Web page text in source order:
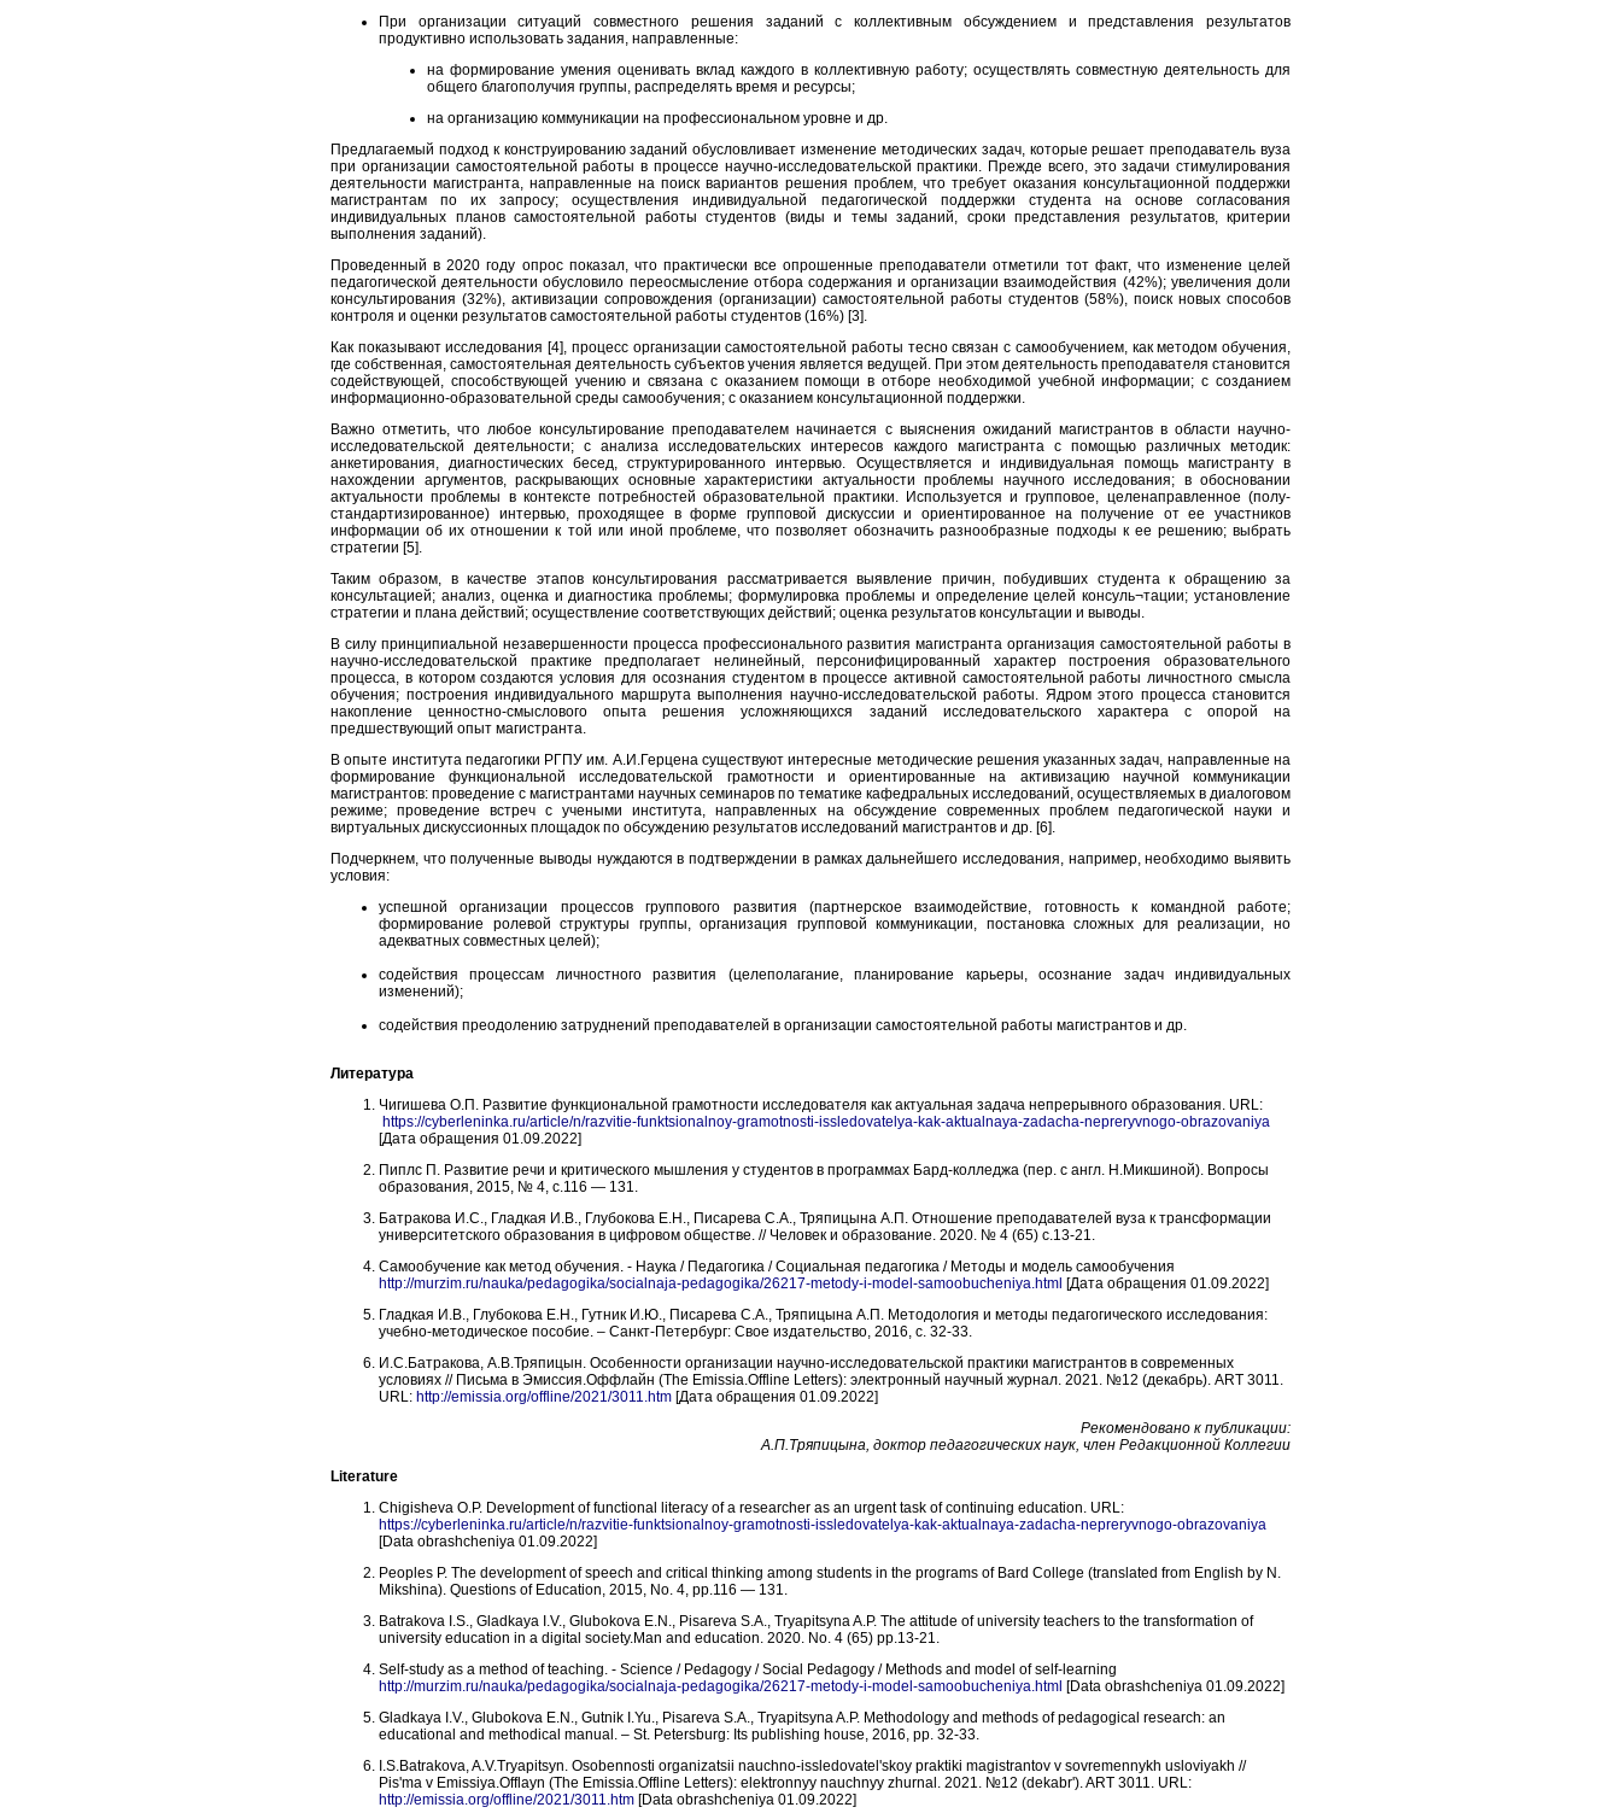
При организации ситуаций совместного решения заданий с коллективным обсуждением и представления результатов
продуктивно использовать задания, направленные:
на формирование умения оценивать вклад каждого в коллективную работу; осуществлять совместную деятельность для
общего благополучия группы, распределять время и ресурсы;
на организацию коммуникации на профессиональном уровне и др.
Предлагаемый подход к конструированию заданий обусловливает изменение методических задач, которые решает преподаватель вуза
при организации самостоятельной работы в процессе научно-исследовательской практики. Прежде всего, это задачи стимулирования
деятельности магистранта, направленные на поиск вариантов решения проблем, что требует оказания консультационной поддержки
магистрантам по их запросу; осуществления индивидуальной педагогической поддержки студента на основе согласования
индивидуальных планов самостоятельной работы студентов (виды и темы заданий, сроки представления результатов, критерии
выполнения заданий).
Проведенный в 2020 году опрос показал, что практически все опрошенные преподаватели отметили тот факт, что изменение целей
педагогической деятельности обусловило переосмысление отбора содержания и организации взаимодействия (42%); увеличения доли
консультирования (32%), активизации сопровождения (организации) самостоятельной работы студентов (58%), поиск новых способов
контроля и оценки результатов самостоятельной работы студентов (16%) [3].
Как показывают исследования [4], процесс организации самостоятельной работы тесно связан с самообучением, как методом обучения,
где собственная, самостоятельная деятельность субъектов учения является ведущей. При этом деятельность преподавателя становится
содействующей, способствующей учению и связана с оказанием помощи в отборе необходимой учебной информации; с созданием
информационно-образовательной среды самообучения; с оказанием консультационной поддержки.
Важно отметить, что любое консультирование преподавателем начинается с выяснения ожиданий магистрантов в области научно-
исследовательской деятельности; с анализа исследовательских интересов каждого магистранта с помощью различных методик:
анкетирования, диагностических бесед, структурированного интервью. Осуществляется и индивидуальная помощь магистранту в
нахождении аргументов, раскрывающих основные характеристики актуальности проблемы научного исследования; в обосновании
актуальности проблемы в контексте потребностей образовательной практики. Используется и групповое, целенаправленное (полу-
стандартизированное) интервью, проходящее в форме групповой дискуссии и ориентированное на получение от ее участников
информации об их отношении к той или иной проблеме, что позволяет обозначить разнообразные подходы к ее решению; выбрать
стратегии [5].
Таким образом, в качестве этапов консультирования рассматривается выявление причин, побудивших студента к обращению за
консультацией; анализ, оценка и диагностика проблемы; формулировка проблемы и определение целей консуль¬тации; установление
стратегии и плана действий; осуществление соответствующих действий; оценка результатов консультации и выводы.
В силу принципиальной незавершенности процесса профессионального развития магистранта организация самостоятельной работы в
научно-исследовательской практике предполагает нелинейный, персонифицированный характер построения образовательного
процесса, в котором создаются условия для осознания студентом в процессе активной самостоятельной работы личностного смысла
обучения; построения индивидуального маршрута выполнения научно-исследовательской работы. Ядром этого процесса становится
накопление ценностно-смыслового опыта решения усложняющихся заданий исследовательского характера с опорой на
предшествующий опыт магистранта.
В опыте института педагогики РГПУ им. А.И.Герцена существуют интересные методические решения указанных задач, направленные на
формирование функциональной исследовательской грамотности и ориентированные на активизацию научной коммуникации
магистрантов: проведение с магистрантами научных семинаров по тематике кафедральных исследований, осуществляемых в диалоговом
режиме; проведение встреч с учеными института, направленных на обсуждение современных проблем педагогической науки и
виртуальных дискуссионных площадок по обсуждению результатов исследований магистрантов и др. [6].
Подчеркнем, что полученные выводы нуждаются в подтверждении в рамках дальнейшего исследования, например, необходимо выявить
условия:
успешной организации процессов группового развития (партнерское взаимодействие, готовность к командной работе;
формирование ролевой структуры группы, организация групповой коммуникации, постановка сложных для реализации, но
адекватных совместных целей);
содействия процессам личностного развития (целеполагание, планирование карьеры, осознание задач индивидуальных
изменений);
содействия преодолению затруднений преподавателей в организации самостоятельной работы магистрантов и др.
Литература
Чигишева О.П. Развитие функциональной грамотности исследователя как актуальная задача непрерывного образования. URL:
https://cyberleninka.ru/article/n/razvitie-funktsionalnoy-gramotnosti-issledovatelya-kak-aktualnaya-zadacha-nepreryvnogo-obrazovaniya
[Дата обращения 01.09.2022]
Пиплс П. Развитие речи и критического мышления у студентов в программах Бард-колледжа (пер. с англ. Н.Микшиной). Вопросы
образования, 2015, № 4, с.116 — 131.
Батракова И.С., Гладкая И.В., Глубокова Е.Н., Писарева С.А., Тряпицына А.П. Отношение преподавателей вуза к трансформации
университетского образования в цифровом обществе. // Человек и образование. 2020. № 4 (65) с.13-21.
Самообучение как метод обучения. - Наука / Педагогика / Социальная педагогика / Методы и модель самообучения
http://murzim.ru/nauka/pedagogika/socialnaja-pedagogika/26217-metody-i-model-samoobucheniya.html [Дата обращения 01.09.2022]
Гладкая И.В., Глубокова Е.Н., Гутник И.Ю., Писарева С.А., Тряпицына А.П. Методология и методы педагогического исследования:
учебно-методическое пособие. – Санкт-Петербург: Свое издательство, 2016, с. 32-33.
И.С.Батракова, А.В.Тряпицын. Особенности организации научно-исследовательской практики магистрантов в современных
условиях // Письма в Эмиссия.Оффлайн (The Emissia.Offline Letters): электронный научный журнал. 2021. №12 (декабрь). ART 3011.
URL: http://emissia.org/offline/2021/3011.htm [Дата обращения 01.09.2022]
Рекомендовано к публикации:
А.П.Тряпицына, доктор педагогических наук, член Редакционной Коллегии
Literature
Chigisheva O.P. Development of functional literacy of a researcher as an urgent task of continuing education. URL:
https://cyberleninka.ru/article/n/razvitie-funktsionalnoy-gramotnosti-issledovatelya-kak-aktualnaya-zadacha-nepreryvnogo-obrazovaniya
[Data obrashcheniya 01.09.2022]
Peoples P. The development of speech and critical thinking among students in the programs of Bard College (translated from English by N.
Mikshina). Questions of Education, 2015, No. 4, pp.116 — 131.
Batrakova I.S., Gladkaya I.V., Glubokova E.N., Pisareva S.A., Tryapitsyna A.P. The attitude of university teachers to the transformation of
university education in a digital society.Man and education. 2020. No. 4 (65) pp.13-21.
Self-study as a method of teaching. - Science / Pedagogy / Social Pedagogy / Methods and model of self-learning
http://murzim.ru/nauka/pedagogika/socialnaja-pedagogika/26217-metody-i-model-samoobucheniya.html [Data obrashcheniya 01.09.2022]
Gladkaya I.V., Glubokova E.N., Gutnik I.Yu., Pisareva S.A., Tryapitsyna A.P. Methodology and methods of pedagogical research: an
educational and methodical manual. – St. Petersburg: Its publishing house, 2016, pp. 32-33.
I.S.Batrakova, A.V.Tryapitsyn. Osobennosti organizatsii nauchno-issledovatel'skoy praktiki magistrantov v sovremennykh usloviyakh //
Pis'ma v Emissiya.Offlayn (The Emissia.Offline Letters): elektronnyy nauchnyy zhurnal. 2021. №12 (dekabr'). ART 3011. URL:
http://emissia.org/offline/2021/3011.htm [Data obrashcheniya 01.09.2022]